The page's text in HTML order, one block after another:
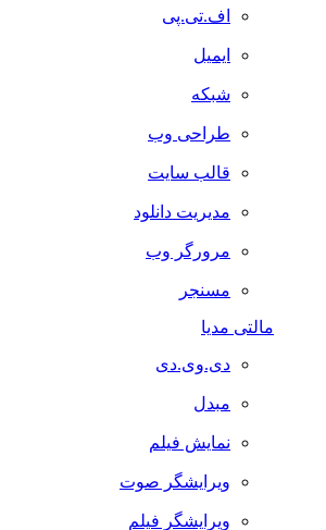
اف.تی.پی
ایمیل
شبکه
طراحی وب
قالب سایت
مدیریت دانلود
مرورگر وب
مسنجر
مالتی مدیا
دی.وی.دی
مبدل
نمایش فیلم
ویرایشگر صوت
ویرایشگر فیلم